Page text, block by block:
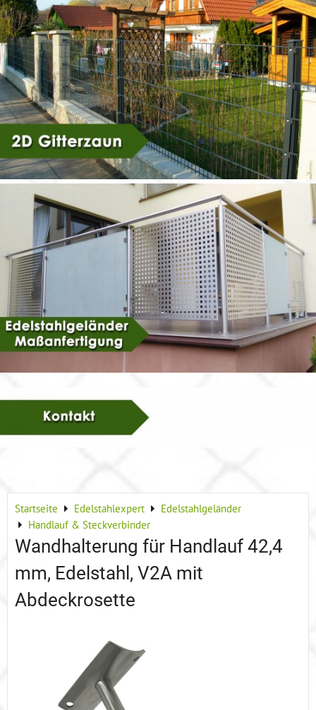
Startseite Edelstahlexpert
Edelstahlgeländer
Handlauf & Steckverbinder
Wandhalterung für Handlauf 42,4
mm, Edelstahl, V2A mit
Abdeckrosette